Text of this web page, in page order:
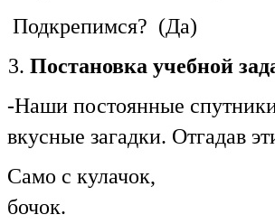
Подкрепимся? (Да)
Постановка учебной
-Наши постоянные
вкусные загадки. Отгадав
Само с
бочок.